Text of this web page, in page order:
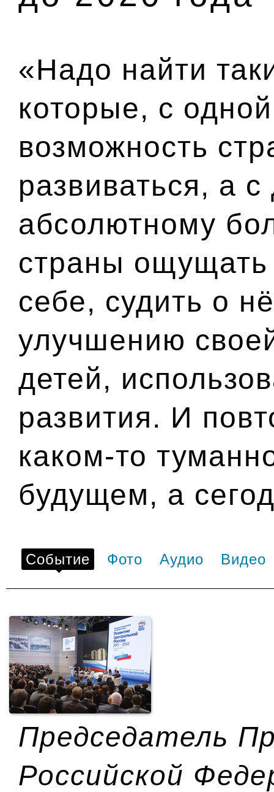
«Надо найти
которые, с
возможность
развиваться, а
абсолютному
страны ощущать
себе, судить о
улучшению
детей,
развития. И
каком-то
будущем, а
Событие Фото Аудио Видео
Председатель
Российской